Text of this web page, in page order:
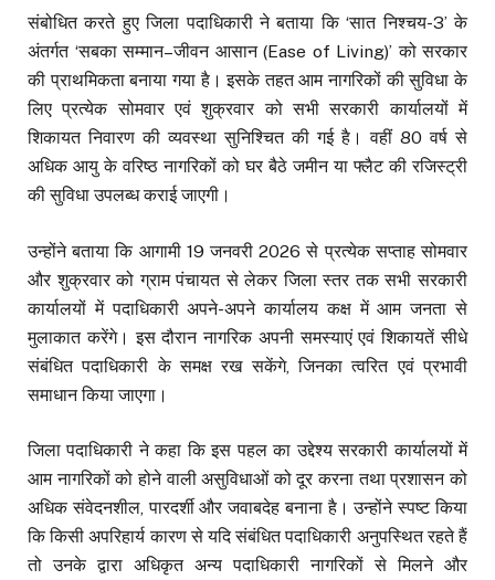
संबोधित करते हुए जिला पदाधिकारी ने बताया कि ‘सात निश्चय-3’ के
अंतर्गत ‘सबका सम्मान–जीवन आसान (Ease of Living)’ को सरकार
की प्राथमिकता बनाया गया है। इसके तहत आम नागरिकों की सुविधा के
लिए प्रत्येक सोमवार एवं शुक्रवार को सभी सरकारी कार्यालयों में
शिकायत निवारण की व्यवस्था सुनिश्चित की गई है। वहीं 80 वर्ष से
अधिक आयु के वरिष्ठ नागरिकों को घर बैठे जमीन या फ्लैट की रजिस्ट्री
की सुविधा उपलब्ध कराई जाएगी।
उन्होंने बताया कि आगामी 19 जनवरी 2026 से प्रत्येक सप्ताह सोमवार
और शुक्रवार को ग्राम पंचायत से लेकर जिला स्तर तक सभी सरकारी
कार्यालयों में पदाधिकारी अपने-अपने कार्यालय कक्ष में आम जनता से
मुलाकात करेंगे। इस दौरान नागरिक अपनी समस्याएं एवं शिकायतें सीधे
संबंधित पदाधिकारी के समक्ष रख सकेंगे, जिनका त्वरित एवं प्रभावी
समाधान किया जाएगा।
जिला पदाधिकारी ने कहा कि इस पहल का उद्देश्य सरकारी कार्यालयों में
आम नागरिकों को होने वाली असुविधाओं को दूर करना तथा प्रशासन को
अधिक संवेदनशील, पारदर्शी और जवाबदेह बनाना है। उन्होंने स्पष्ट किया
कि किसी अपरिहार्य कारण से यदि संबंधित पदाधिकारी अनुपस्थित रहते हैं
तो उनके द्वारा अधिकृत अन्य पदाधिकारी नागरिकों से मिलने और